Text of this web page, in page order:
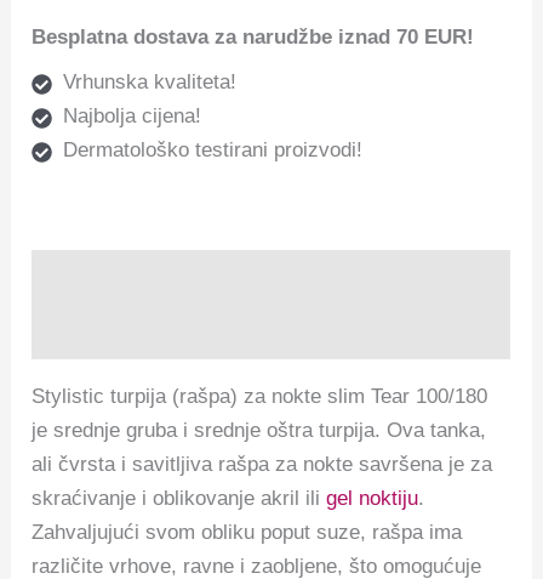
Besplatna dostava za narudžbe iznad 70 EUR!
Vrhunska kvaliteta!
Najbolja cijena!
Dermatološko testirani proizvodi!
Stylistic turpija (rašpa) za nokte slim Tear 100/180
je srednje gruba i srednje oštra turpija. Ova tanka,
ali čvrsta i savitljiva rašpa za nokte savršena je za
skraćivanje i oblikovanje akril iligel noktiju.
Zahvaljujući svom obliku poput suze, rašpa ima
različite vrhove, ravne i zaobljene, što omogućuje